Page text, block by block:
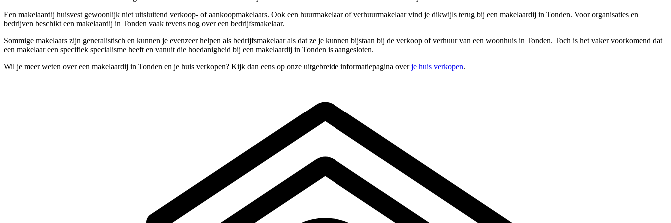
Een makelaardij huisvest gewoonlijk niet uitsluitend verkoop- of aankoopmakelaars. Ook een huurmakelaar of verhuurmakelaar vind je dikwijls terug bij een makelaardij in Tonden. Voor organisaties en
bedrijven beschikt een makelaardij in Tonden vaak tevens nog over een bedrijfsmakelaar.
Sommige makelaars zijn generalistisch en kunnen je evenzeer helpen als bedrijfsmakelaar als dat ze je kunnen bijstaan bij de verkoop of verhuur van een woonhuis in Tonden. Toch is het vaker voorkomend dat
een makelaar een specifiek specialisme heeft en vanuit die hoedanigheid bij een makelaardij in Tonden is aangesloten.
Wil je meer weten over een makelaardij in Tonden en je huis verkopen? Kijk dan eens op onze uitgebreide informatiepagina overje huis verkopen.